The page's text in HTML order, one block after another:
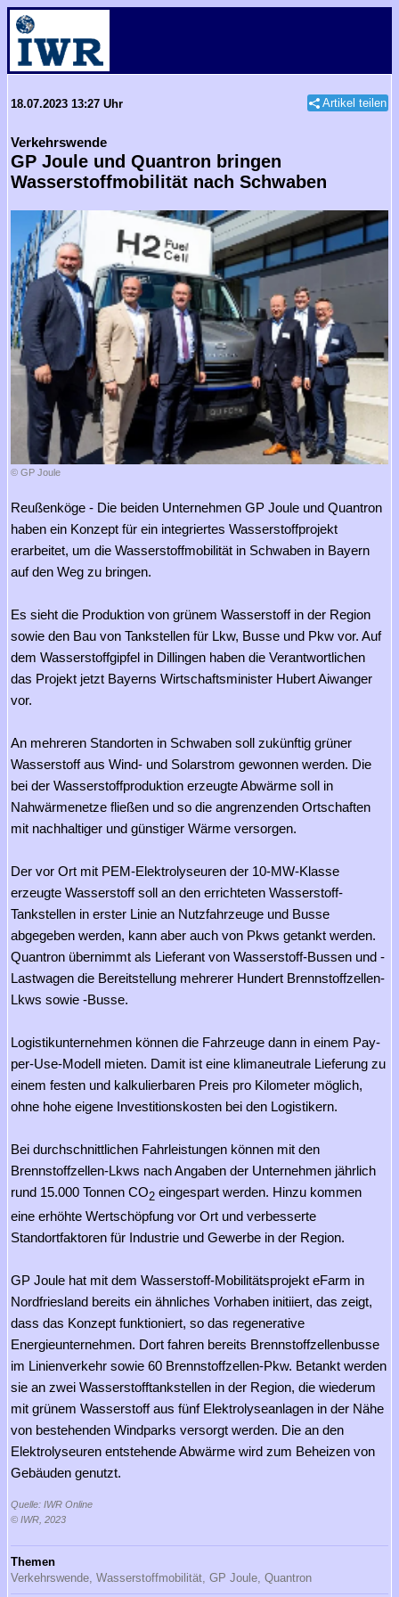
18.07.2023 13:27 Uhr Artikel teilen
Verkehrswende
GP Joule und Quantron bringen
Wasserstoffmobilität nach Schwaben
© GP Joule
Reußenköge - Die beiden Unternehmen GP Joule und Quantron
haben ein Konzept für ein integriertes Wasserstoffprojekt
erarbeitet, um die Wasserstoffmobilität in Schwaben in Bayern
auf den Weg zu bringen.
Es sieht die Produktion von grünem Wasserstoff in der Region
sowie den Bau von Tankstellen für Lkw, Busse und Pkw vor. Auf
dem Wasserstoffgipfel in Dillingen haben die Verantwortlichen
das Projekt jetzt Bayerns Wirtschaftsminister Hubert Aiwanger
vor.
An mehreren Standorten in Schwaben soll zukünftig grüner
Wasserstoff aus Wind- und Solarstrom gewonnen werden. Die
bei der Wasserstoffproduktion erzeugte Abwärme soll in
Nahwärmenetze fließen und so die angrenzenden Ortschaften
mit nachhaltiger und günstiger Wärme versorgen.
Der vor Ort mit PEM-Elektrolyseuren der 10-MW-Klasse
erzeugte Wasserstoff soll an den errichteten Wasserstoff-
Tankstellen in erster Linie an Nutzfahrzeuge und Busse
abgegeben werden, kann aber auch von Pkws getankt werden.
Quantron übernimmt als Lieferant von Wasserstoff-Bussen und -
Lastwagen die Bereitstellung mehrerer Hundert Brennstoffzellen-
Lkws sowie -Busse.
Logistikunternehmen können die Fahrzeuge dann in einem Pay-
per-Use-Modell mieten. Damit ist eine klimaneutrale Lieferung zu
einem festen und kalkulierbaren Preis pro Kilometer möglich,
ohne hohe eigene Investitionskosten bei den Logistikern.
Bei durchschnittlichen Fahrleistungen können mit den
Brennstoffzellen-Lkws nach Angaben der Unternehmen jährlich
rund 15.000 Tonnen CO2 eingespart werden. Hinzu kommen
eine erhöhte Wertschöpfung vor Ort und verbesserte
Standortfaktoren für Industrie und Gewerbe in der Region.
GP Joule hat mit dem Wasserstoff-Mobilitätsprojekt eFarm in
Nordfriesland bereits ein ähnliches Vorhaben initiiert, das zeigt,
dass das Konzept funktioniert, so das regenerative
Energieunternehmen. Dort fahren bereits Brennstoffzellenbusse
im Linienverkehr sowie 60 Brennstoffzellen-Pkw. Betankt werden
sie an zwei Wasserstofftankstellen in der Region, die wiederum
mit grünem Wasserstoff aus fünf Elektrolyseanlagen in der Nähe
von bestehenden Windparks versorgt werden. Die an den
Elektrolyseuren entstehende Abwärme wird zum Beheizen von
Gebäuden genutzt.
Quelle: IWR Online
© IWR, 2023
Themen
Verkehrswende, Wasserstoffmobilität, GP Joule, Quantron